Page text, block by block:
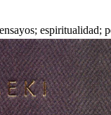
espiritualidad;